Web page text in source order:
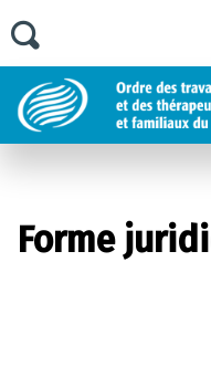
Forme